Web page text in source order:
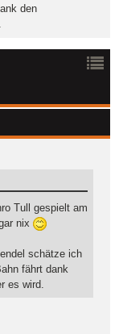
den
Tull gespielt am
nix
schätze ich
fährt dank
es wird.